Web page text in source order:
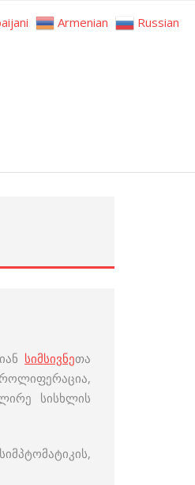
სიმსივნეთა
სისხლის
Armenian Russian